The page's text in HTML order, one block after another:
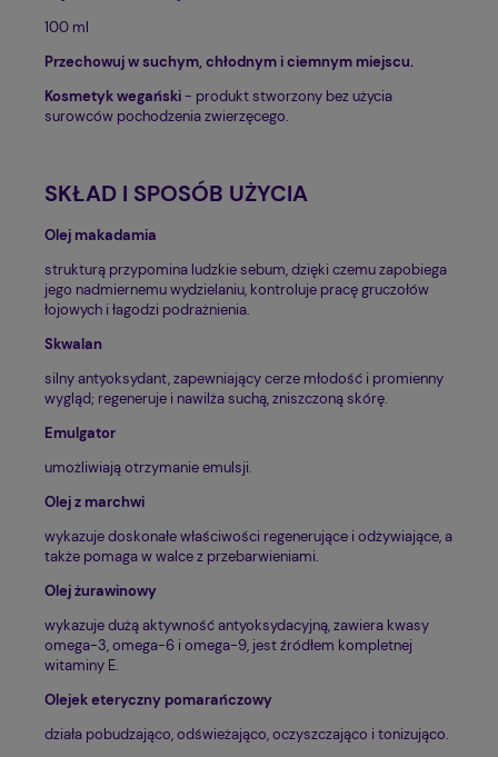
100 ml
Przechowuj w suchym, chłodnym i ciemnym miejscu.
Kosmetyk wegański- produkt stworzony bez użycia
surowców pochodzenia zwierzęcego.
SKŁAD I SPOSÓB UŻYCIA
Olej makadamia
strukturą przypomina ludzkie sebum, dzięki czemu zapobiega
jego nadmiernemu wydzielaniu, kontroluje pracę gruczołów
łojowych i łagodzi podrażnienia.
Skwalan
silny antyoksydant, zapewniający cerze młodość i promienny
wygląd; regeneruje i nawilża suchą, zniszczoną skórę.
Emulgator
umożliwiają otrzymanie emulsji.
Olej z marchwi
wykazuje doskonałe właściwości regenerujące i odżywiające, a
także pomaga w walce z przebarwieniami.
Olej żurawinowy
wykazuje dużą aktywność antyoksydacyjną, zawiera kwasy
omega-3, omega-6 i omega-9, jest źródłem kompletnej
witaminy E.
Olejek eteryczny pomarańczowy
działa pobudzająco, odświeżająco, oczyszczająco i tonizująco.